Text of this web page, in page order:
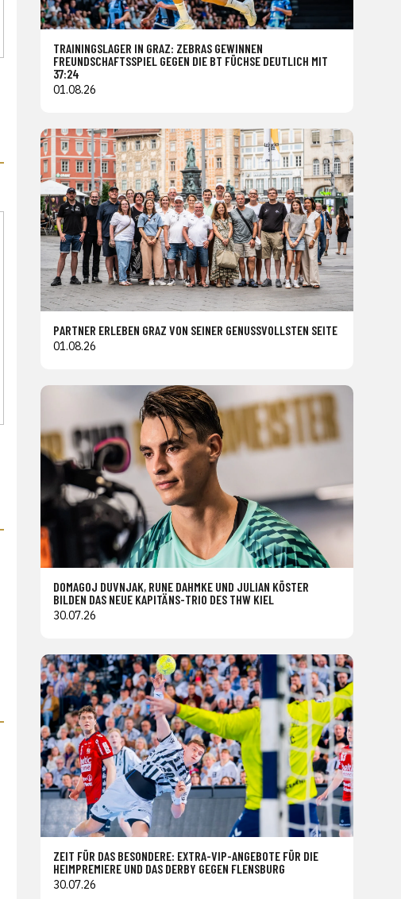
TRAININGSLAGER IN GRAZ: ZEBRAS GEWINNEN
FREUNDSCHAFTSSPIEL GEGEN DIE BT FÜCHSE DEUTLICH MIT
37:24
01.08.26
PARTNER ERLEBEN GRAZ VON SEINER GENUSSVOLLSTEN SEITE
01.08.26
DOMAGOJ DUVNJAK, RUNE DAHMKE UND JULIAN KÖSTER
BILDEN DAS NEUE KAPITÄNS-TRIO DES THW KIEL
30.07.26
ZEIT FÜR DAS BESONDERE: EXTRA-VIP-ANGEBOTE FÜR DIE
HEIMPREMIERE UND DAS DERBY GEGEN FLENSBURG
30.07.26